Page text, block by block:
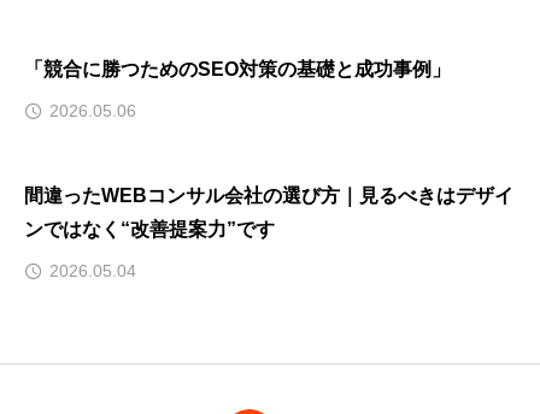
「競合に勝つためのSEO対策の基礎と成功事例」
2026.05.06
間違ったWEBコンサル会社の選び方｜見るべきはデザイ
ンではなく“改善提案力”です
2026.05.04